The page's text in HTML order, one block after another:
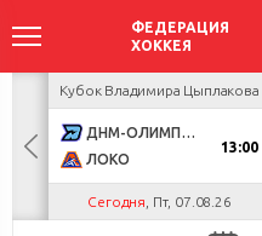
Кубок Владимира Цыплакова
ДНМ-ОЛИМПИК
ЛОКО
13:00
Сегодня , Пт, 07.08.26